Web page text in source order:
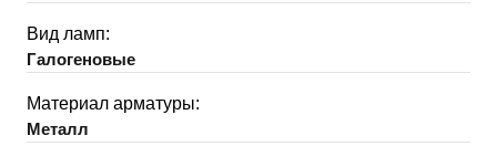
Вид ламп:
Галогеновые
Материал арматуры:
Металл